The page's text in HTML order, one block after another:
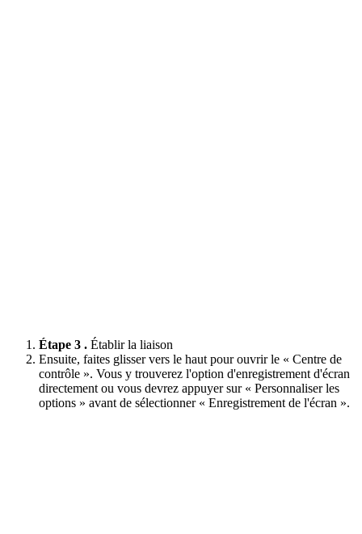
Étape 3 . Établir la liaison
Ensuite, faites glisser vers le haut pour ouvrir le « Centre de
contrôle ». Vous y trouverez l'option d'enregistrement d'écran
directement ou vous devrez appuyer sur « Personnaliser les
options » avant de sélectionner « Enregistrement de l'écran ».